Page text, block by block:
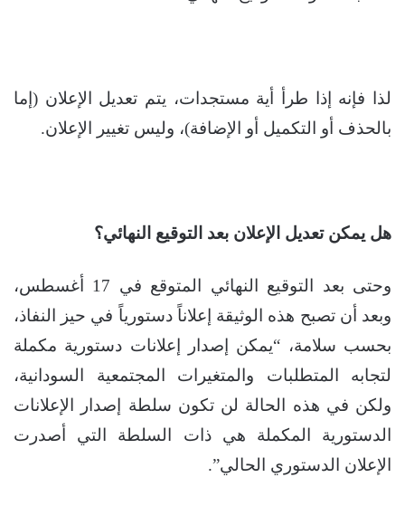
لذا فإنه إذا طرأ أية مستجدات، يتم تعديل الإعلان (إما
بالحذف أو التكميل أو الإضافة)، وليس تغيير الإعلان.
هل يمكن تعديل الإعلان بعد التوقيع النهائي؟
وحتى بعد التوقيع النهائي المتوقع في 17 أغسطس،
وبعد أن تصبح هذه الوثيقة إعلاناً دستورياً في حيز النفاذ،
بحسب سلامة، “يمكن إصدار إعلانات دستورية مكملة
لتجابه المتطلبات والمتغيرات المجتمعية السودانية،
ولكن في هذه الحالة لن تكون سلطة إصدار الإعلانات
الدستورية المكملة هي ذات السلطة التي أصدرت
الإعلان الدستوري الحالي”.